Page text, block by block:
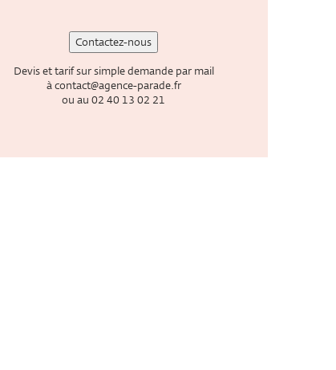
Contactez-nous
Devis et tarif sur simple demande par mail
àcontact@agence-parade.fr
ou au02 40 13 02 21